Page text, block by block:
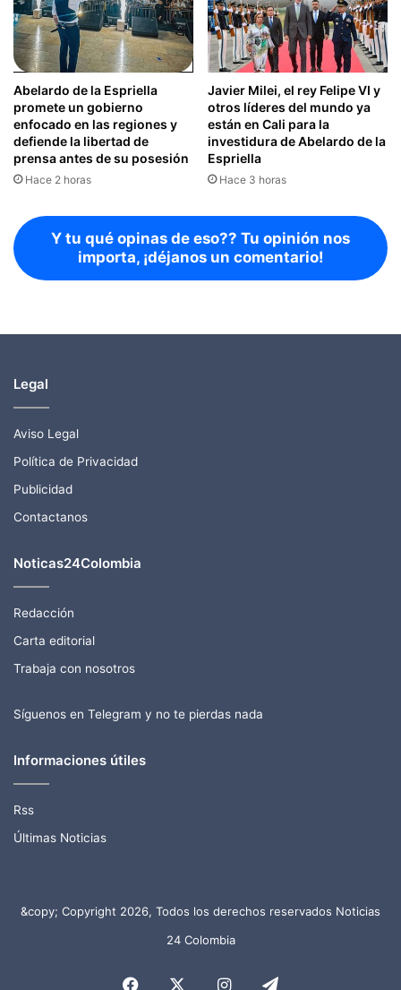
Abelardo de la Espriella
promete un gobierno
enfocado en las regiones y
defiende la libertad de
prensa antes de su posesión
Hace 2 horas
Javier Milei, el rey Felipe VI y
otros líderes del mundo ya
están en Cali para la
investidura de Abelardo de la
Espriella
Hace 3 horas
Y tu qué opinas de eso?? Tu opinión nos
importa, ¡déjanos un comentario!
Legal
Aviso Legal
Política de Privacidad
Publicidad
Contactanos
Noticas24Colombia
Redacción
Carta editorial
Trabaja con nosotros
Síguenos en Telegram y no te pierdas nada
Informaciones útiles
Rss
Últimas Noticias
&copy; Copyright 2026, Todos los derechos reservados Noticias
24 Colombia
Facebook InstagramTelegram